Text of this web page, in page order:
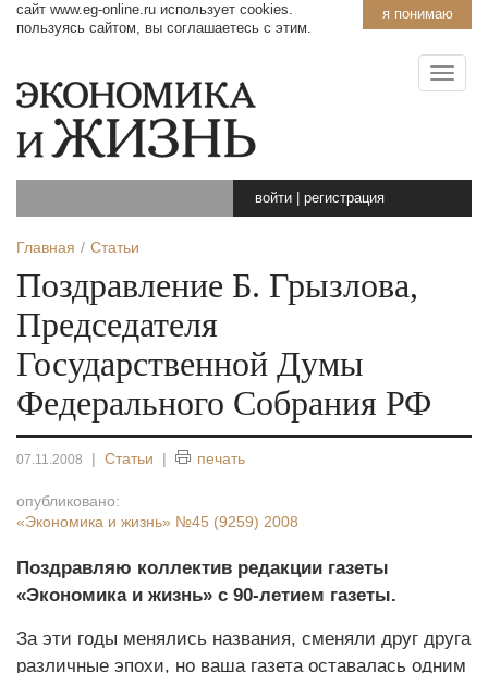
я понимаю
сайт www.eg-online.ru использует cookies.
пользуясь сайтом, вы соглашаетесь с этим.
войти регистрация
Главная Статьи
Поздравление Б. Грызлова,
Председателя
Государственной Думы
Федерального Собрания РФ
07.11.2008 | Статьи | печать
опубликовано:
«Экономика и жизнь» №45 (9259) 2008
Поздравляю коллектив редакции газеты
«Экономика и жизнь» с 90-летием газеты.
За эти годы менялись названия, сменяли друг друга
различные эпохи, но ваша газета оставалась одним